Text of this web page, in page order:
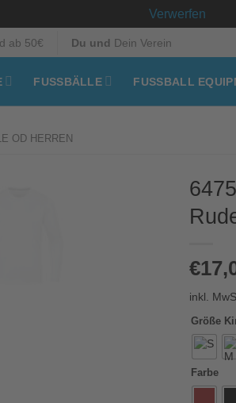
Verwerfen
ab 50€ Du und Dein Verein
FUSSBÄLLE FUSSBALL
OD HERREN
€
inkl.
Größe
Farbe